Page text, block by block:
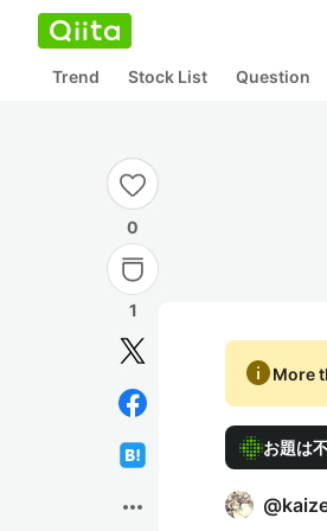
Trend Stock List Question
0
1
more_horiz
infoMore
お題は
@